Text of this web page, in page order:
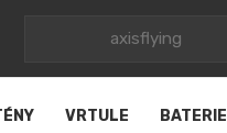
VRTULE BATERIE